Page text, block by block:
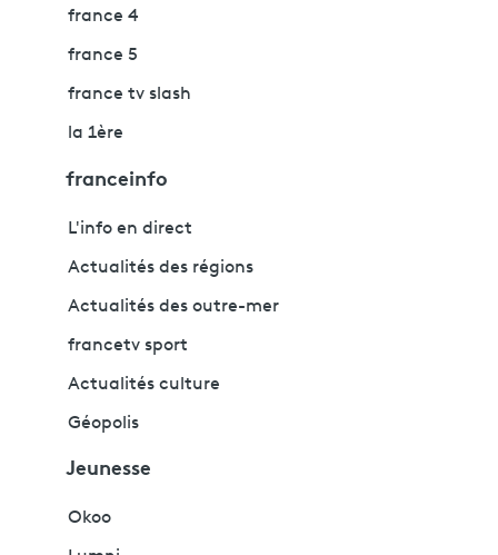
france 4
france 5
france tv slash
la 1ère
franceinfo
L'info en direct
Actualités des régions
Actualités des outre-mer
francetv sport
Actualités culture
Géopolis
Jeunesse
Okoo